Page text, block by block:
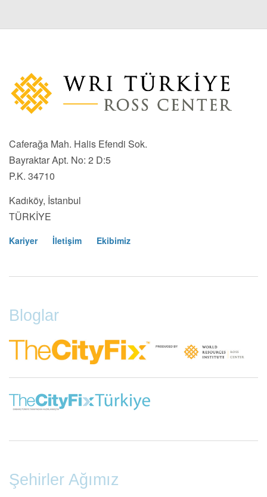
Bloglar
Şehirler Ağımız
Caferağa Mah. Halis Efendi Sok.
Bayraktar Apt. No: 2 D:5
P.K. 34710
Kadıköy, İstanbul
TÜRKİYE
Kariyer İletişim Ekibimiz